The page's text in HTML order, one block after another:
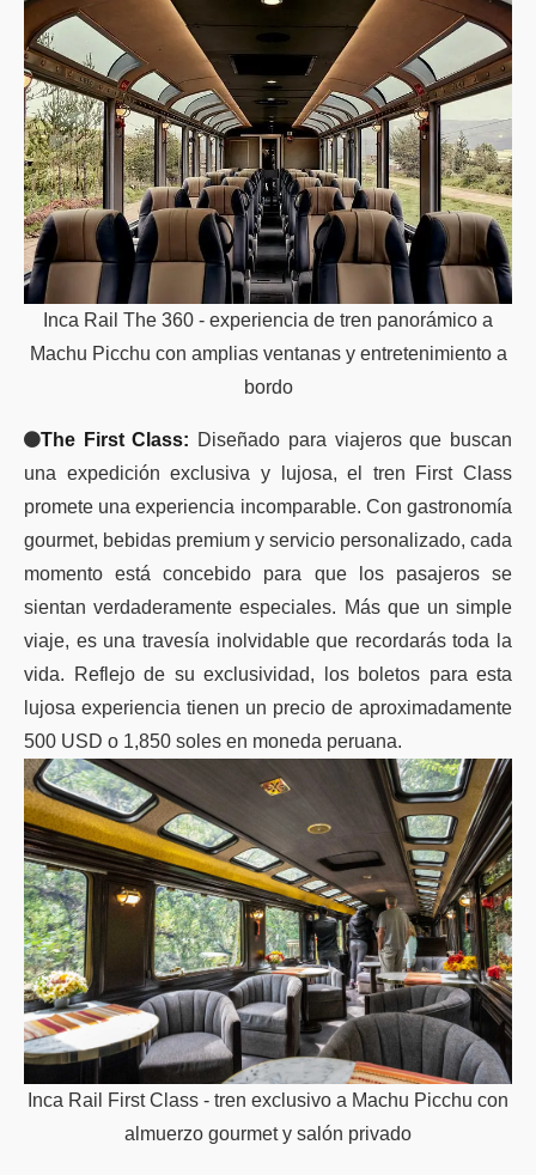
Inca Rail The 360 - experiencia de tren panorámico a
Machu Picchu con amplias ventanas y entretenimiento a
bordo
The First Class: Diseñado para viajeros que buscan
una expedición exclusiva y lujosa, el tren First Class
promete una experiencia incomparable. Con gastronomía
gourmet, bebidas premium y servicio personalizado, cada
momento está concebido para que los pasajeros se
sientan verdaderamente especiales. Más que un simple
viaje, es una travesía inolvidable que recordarás toda la
vida. Reflejo de su exclusividad, los boletos para esta
lujosa experiencia tienen un precio de aproximadamente
500 USD o 1,850 soles en moneda peruana.
Inca Rail First Class - tren exclusivo a Machu Picchu con
almuerzo gourmet y salón privado